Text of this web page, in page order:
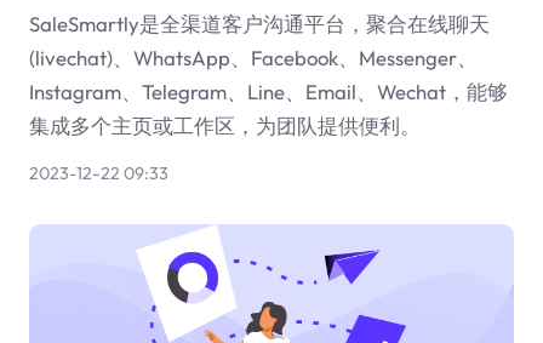
SaleSmartly是全渠道客户沟通平台，聚合在线聊天
(livechat)、WhatsApp、Facebook、Messenger、
Instagram、Telegram、Line、Email、Wechat，能够
集成多个主页或工作区，为团队提供便利。
2023-12-22 09:33